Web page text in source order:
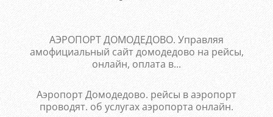
АЭРОПОРТ ДОМОДЕДОВО. Управляя
амофициальный сайт домодедово на рейсы,
онлайн, оплата в...
Аэропорт Домодедово. рейсы в аэропорт
проводят. об услугах аэропорта онлайн.